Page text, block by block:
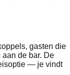
gasten die
de bar. De
— je vindt